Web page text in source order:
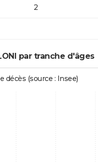
2
par tranche d'âges
(source : Insee)